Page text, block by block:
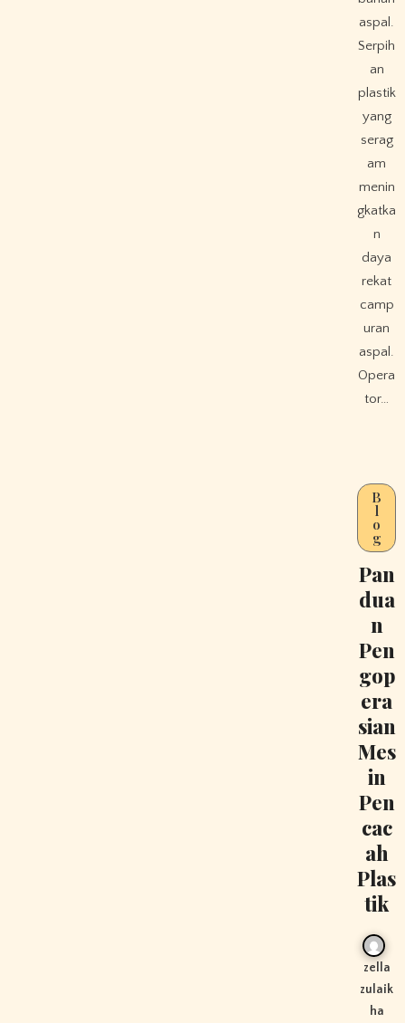
aspal.
Serpih
an
plastik
yang
serag
am
menin
gkatka
n
daya
rekat
camp
uran
aspal.
Opera
tor…
B
l
o
g
Pan
dua
n
Pen
gop
era
sian
Mes
in
Pen
cac
ah
Plas
tik
zella
zulaik
ha